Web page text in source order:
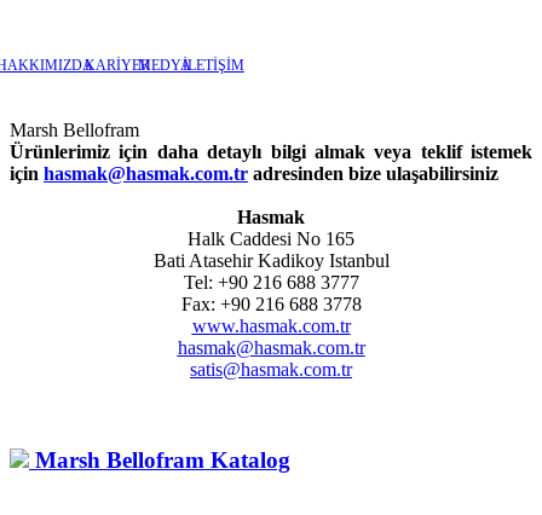
KARİYERMEDYAİLETİŞİM
Marsh Bellofram
Ürünlerimiz için daha detaylı bilgi almak veya teklif istemek
için hasmak@hasmak.com.tr adresinden bize ulaşabilirsiniz
Hasmak
Halk Caddesi No 165
Bati Atasehir Kadikoy Istanbul
Tel: +90 216 688 3777
Fax: +90 216 688 3778
www.hasmak.com.tr
hasmak@hasmak.com.tr
satis@hasmak.com.tr
Marsh Bellofram Katalog